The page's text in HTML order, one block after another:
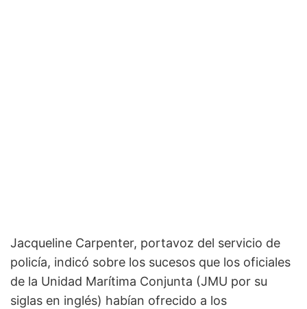
Jacqueline Carpenter, portavoz del servicio de
policía, indicó sobre los sucesos que los oficiales
de la Unidad Marítima Conjunta (JMU por su
siglas en inglés) habían ofrecido a los